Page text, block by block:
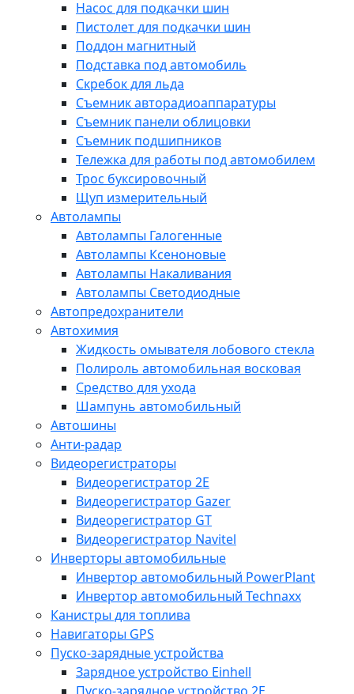
Насос для подкачки шин
Пистолет для подкачки шин
Поддон магнитный
Подставка под автомобиль
Скребок для льда
Съемник авторадиоаппаратуры
Съемник панели облицовки
Съемник подшипников
Тележка для работы под автомобилем
Трос буксировочный
Щуп измерительный
Автолампы
Автолампы Галогенные
Автолампы Ксеноновые
Автолампы Накаливания
Автолампы Светодиодные
Автопредохранители
Автохимия
Жидкость омывателя лобового стекла
Полироль автомобильная восковая
Средство для ухода
Шампунь автомобильный
Автошины
Анти-радар
Видеорегистраторы
Видеорегистратор 2E
Видеорегистратор Gazer
Видеорегистратор GT
Видеорегистратор Navitel
Инверторы автомобильные
Инвертор автомобильный PowerPlant
Инвертор автомобильный Technaxx
Канистры для топлива
Навигаторы GPS
Пуско-зарядные устройства
Зарядное устройство Einhell